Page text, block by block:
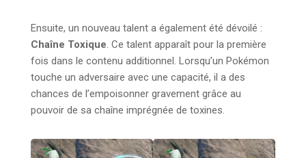
Ensuite, un nouveau talent a également été dévoilé :
Chaîne Toxique. Ce talent apparaît pour la première
fois dans le contenu additionnel. Lorsqu’un Pokémon
touche un adversaire avec une capacité, il a des
chances de l’empoisonner gravement grâce au
pouvoir de sa chaîne imprégnée de toxines.